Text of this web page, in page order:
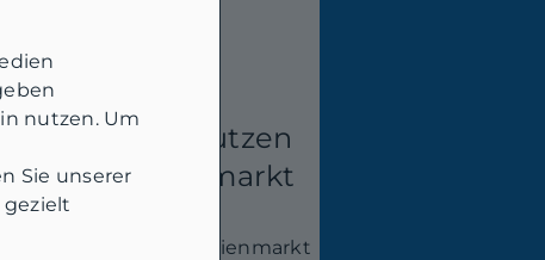
Verkauf: So nutzen
Immobilienmarkt
Chancen am Immobilienmarkt
nutzen. Um
Sie unserer